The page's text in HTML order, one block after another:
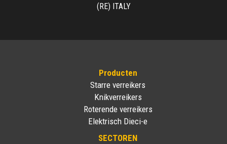
(RE) ITALY
Producten
Starre verreikers
Knikverreikers
Roterende verreikers
Elektrisch Dieci-e
SECTOREN